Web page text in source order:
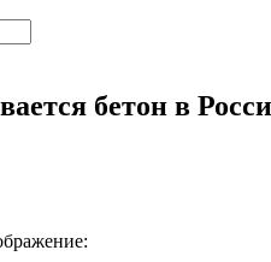
бетон в